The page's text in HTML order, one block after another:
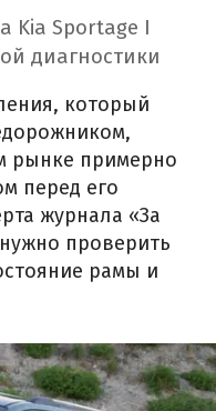
Kia Sportage I
диагностики
который
рынке примерно
перед его
журнала «За
проверить
рамы и